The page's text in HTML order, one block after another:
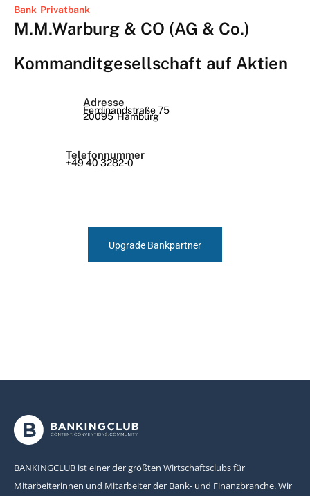
Bank Privatbank
M.M.Warburg & CO (AG & Co.)
Kommanditgesellschaft auf Aktien
Adresse
Ferdinandstraße 75
20095 Hamburg
Telefonnummer
+49 40 3282-0
Upgrade Bankpartner
BANKINGCLUB ist einer der größten Wirtschaftsclubs für
Mitarbeiterinnen und Mitarbeiter der Bank- und Finanzbranche. Wir